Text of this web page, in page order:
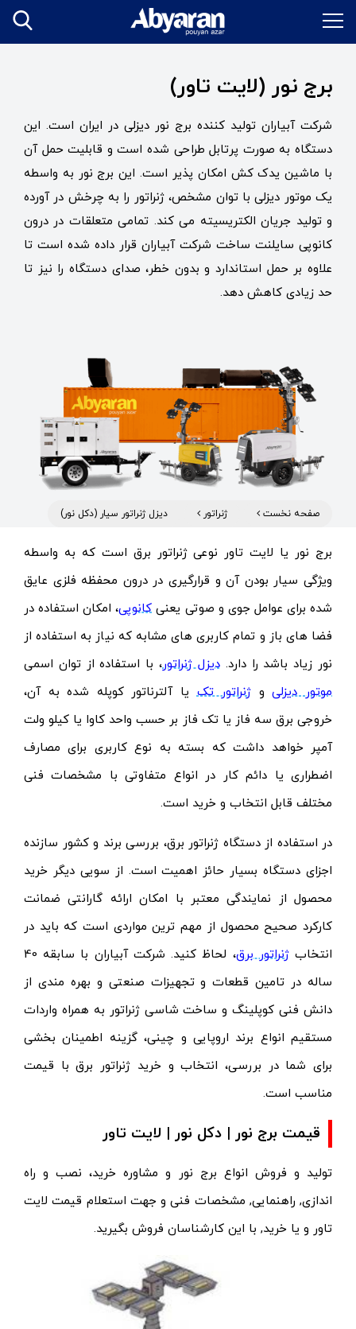
برج نور (لایت تاور)
شرکت آبیاران تولید کننده برج نور دیزلی در ایران است. این
دستگاه به صورت پرتابل طراحی شده است و قابلیت حمل آن
با ماشین یدک کش امکان پذیر است. این برج نور به واسطه
یک موتور دیزلی با توان مشخص، ژنراتور را به چرخش در آورده
و تولید جریان الکتریسیته می کند. تمامی متعلقات در درون
کانوپی سایلنت ساخت شرکت آبیاران قرار داده شده است تا
علاوه بر حمل استاندارد و بدون خطر، صدای دستگاه را نیز تا
حد زیادی کاهش دهد.
صفحه نخست ژنراتور دیزل ژنراتور سیار (دکل نور)
برج نور یا لایت تاور نوعی ژنراتور برق است که به واسطه
ویژگی سیار بودن آن و قرارگیری در درون محفظه فلزی عایق
شده برای عوامل جوی و صوتی یعنی کانوپی، امکان استفاده در
فضا های باز و تمام کاربری های مشابه که نیاز به استفاده از
نور زیاد باشد را دارد.دیزل ژنراتور، با استفاده از توان اسمی
موتور دیزلیو ژنراتور تکیا آلترناتور کوپله شده به آن،
خروجی برق سه فاز یا تک فاز بر حسب واحد کاوا یا کیلو ولت
آمپر خواهد داشت که بسته به نوع کاربری برای مصارف
اضطراری یا دائم کار در انواع متفاوتی با مشخصات فنی
مختلف قابل انتخاب و خرید است.
در استفاده از دستگاه ژنراتور برق، بررسی برند و کشور سازنده
اجزای دستگاه بسیار حائز اهمیت است. از سویی دیگر خرید
محصول از نمایندگی معتبر با امکان ارائه گارانتی ضمانت
کارکرد صحیح محصول از مهم ترین مواردی است که باید در
انتخابژنراتور برق
، لحاظ کنید. شرکت آبیاران با سابقه 40
ساله در تامین قطعات و تجهیزات صنعتی و بهره مندی از
دانش فنی کوپلینگ و ساخت شاسی ژنراتور به همراه واردات
مستقیم انواع برند اروپایی و چینی، گزینه اطمینان بخشی
برای شما در بررسی، انتخاب و خرید ژنراتور برق با قیمت
مناسب است.
قیمت برج نور | دکل نور | لایت تاور
تولید و فروش انواع برج نور و مشاوره خرید، نصب و راه
اندازی, راهنمایی, مشخصات فنی و جهت استعلام قیمت لایت
تاور و یا خرید, با این کارشناسان فروش بگیرید.